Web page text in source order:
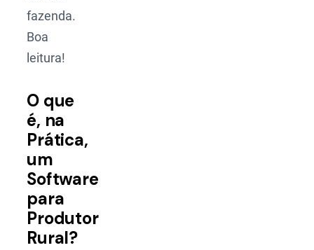
fazenda.
Boa
leitura!
O que
é, na
Prática,
um
Software
para
Produtor
Rural?